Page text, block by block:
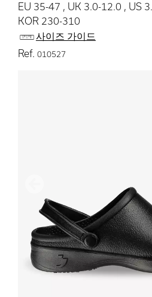
EU 35-47 , UK 3.0-12.0 , US
KOR 230-310
사이즈 가이드
Ref. 010527